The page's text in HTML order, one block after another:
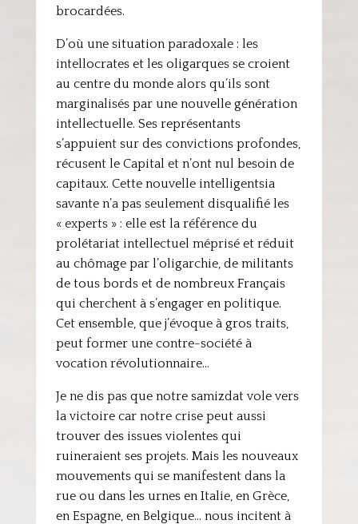
brocardées.
D’où une situation paradoxale : les
intellocrates et les oligarques se croient
au centre du monde alors qu’ils sont
marginalisés par une nouvelle génération
intellectuelle. Ses représentants
s’appuient sur des convictions profondes,
récusent le Capital et n’ont nul besoin de
capitaux. Cette nouvelle intelligentsia
savante n’a pas seulement disqualifié les
« experts » : elle est la référence du
prolétariat intellectuel méprisé et réduit
au chômage par l’oligarchie, de militants
de tous bords et de nombreux Français
qui cherchent à s’engager en politique.
Cet ensemble, que j’évoque à gros traits,
peut former une contre-société à
vocation révolutionnaire…
Je ne dis pas que notre samizdat vole vers
la victoire car notre crise peut aussi
trouver des issues violentes qui
ruineraient ses projets. Mais les nouveaux
mouvements qui se manifestent dans la
rue ou dans les urnes en Italie, en Grèce,
en Espagne, en Belgique… nous incitent à